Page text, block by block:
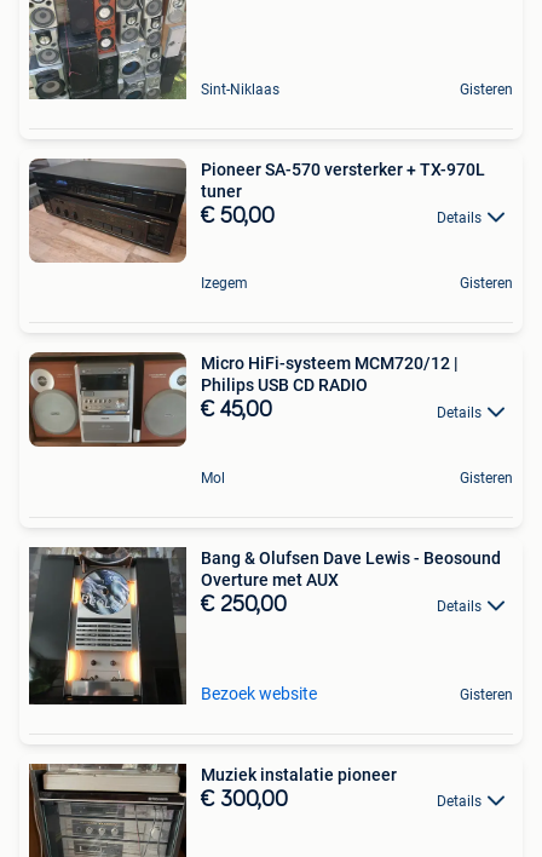
Sint-Niklaas Gisteren
Pioneer SA-570 versterker + TX-970L
tuner
€ 50,00 Details
Izegem Gisteren
Micro HiFi-systeem MCM720/12 |
Philips USB CD RADIO
€ 45,00 Details
Mol Gisteren
Bang & Olufsen Dave Lewis - Beosound
Overture met AUX
€ 250,00 Details
Bezoek website Gisteren
Muziek instalatie pioneer
€ 300,00 Details